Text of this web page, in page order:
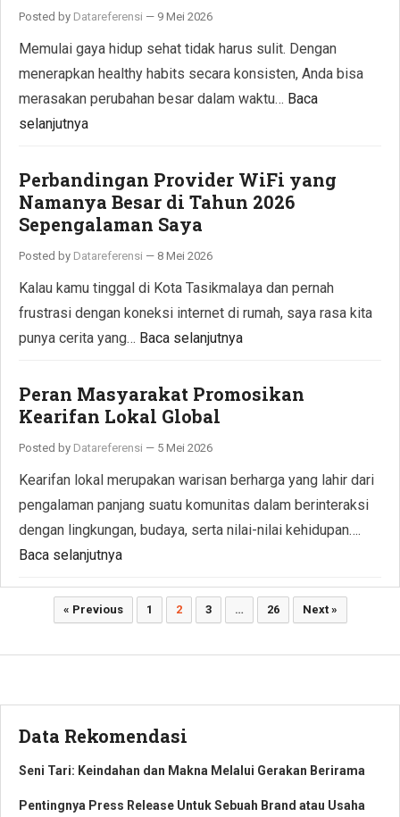
Posted by Datareferensi — 9 Mei 2026
Memulai gaya hidup sehat tidak harus sulit. Dengan
menerapkan healthy habits secara konsisten, Anda bisa
merasakan perubahan besar dalam waktu… Baca
selanjutnya
Perbandingan Provider WiFi yang
Namanya Besar di Tahun 2026
Sepengalaman Saya
Posted by Datareferensi — 8 Mei 2026
Kalau kamu tinggal di Kota Tasikmalaya dan pernah
frustrasi dengan koneksi internet di rumah, saya rasa kita
punya cerita yang… Baca selanjutnya
Peran Masyarakat Promosikan
Kearifan Lokal Global
Posted by Datareferensi — 5 Mei 2026
Kearifan lokal merupakan warisan berharga yang lahir dari
pengalaman panjang suatu komunitas dalam berinteraksi
dengan lingkungan, budaya, serta nilai-nilai kehidupan….
Baca selanjutnya
Paginasi« Previous 1 2 3 … 26 Next »
Data Rekomendasi
Seni Tari: Keindahan dan Makna Melalui Gerakan Berirama
Pentingnya Press Release Untuk Sebuah Brand atau Usaha